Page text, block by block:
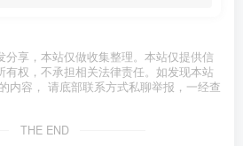
分享，本站仅做收集整理。本站仅提供信
有权，不承担相关法律责任。如发现本站
内容， 请底部联系方式私聊举报，一经查
THE END